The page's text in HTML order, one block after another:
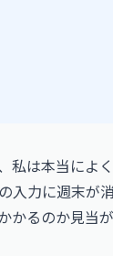
私は本当によ
入力に週末が
かるのか見当